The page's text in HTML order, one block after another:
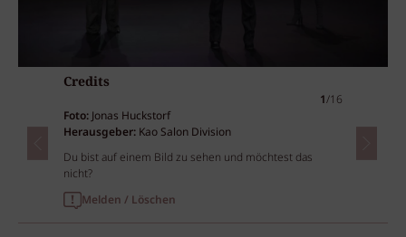
Credits
1/16
Foto:Jonas Huckstorf
Herausgeber: Kao Salon Division
Du bist auf einem Bild zu sehen und möchtest das
nicht?
Melden / Löschen